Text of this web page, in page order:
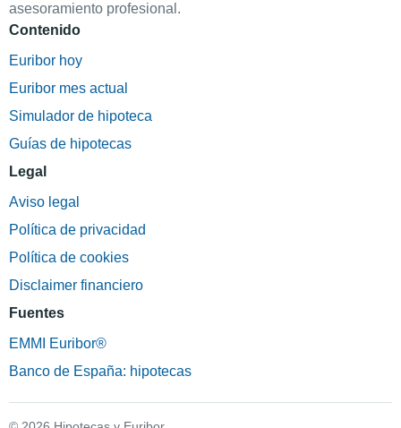
asesoramiento profesional.
Contenido
Euribor hoy
Euribor mes actual
Simulador de hipoteca
Guías de hipotecas
Legal
Aviso legal
Política de privacidad
Política de cookies
Disclaimer financiero
Fuentes
EMMI Euribor®
Banco de España: hipotecas